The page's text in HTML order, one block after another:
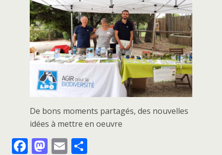
De bons moments partagés, des nouvelles
idées à mettre en oeuvre
F M E